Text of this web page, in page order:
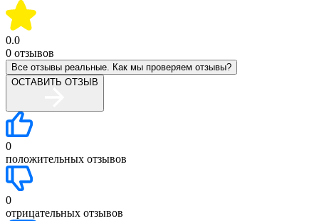
0.0
0 отзывов
Все отзывы реальные. Как мы проверяем отзывы?
ОСТАВИТЬ ОТЗЫВ
0
положительных отзывов
0
отрицательных отзывов